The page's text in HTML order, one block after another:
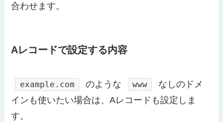
合わせます。
Aレコードで設定する内容
example.com のような www
なしのドメ
インも使いたい場合は、Aレコードも設定しま
す。